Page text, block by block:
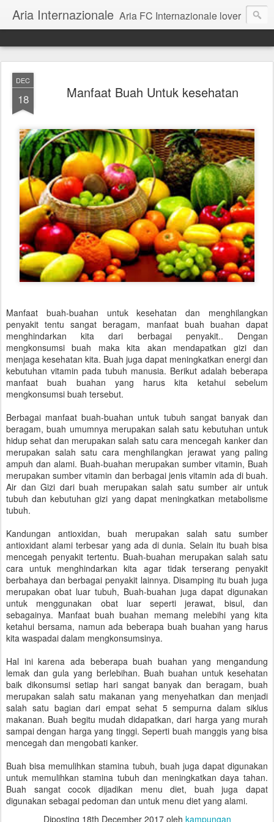
Aria Internazionale Aria FC Internazionale lover
DEC
18 Manfaat Buah Untuk kesehatan
Manfaat buah-buahan untuk kesehatan dan menghilangkan
penyakit tentu sangat beragam, manfaat buah buahan dapat
menghindarkan kita dari berbagai penyakit.. Dengan
mengkonsumsi buah maka kita akan mendapatkan gizi dan
menjaga kesehatan kita. Buah juga dapat meningkatkan energi dan
kebutuhan vitamin pada tubuh manusia. Berikut adalah beberapa
manfaat buah buahan yang harus kita ketahui sebelum
mengkonsumsi buah tersebut.
Berbagai manfaat buah-buahan untuk tubuh sangat banyak dan
beragam, buah umumnya merupakan salah satu kebutuhan untuk
hidup sehat dan merupakan salah satu cara mencegah kanker dan
merupakan salah satu cara menghilangkan jerawat yang paling
ampuh dan alami. Buah-buahan merupakan sumber vitamin, Buah
merupakan sumber vitamin dan berbagai jenis vitamin ada di buah.
Air dan Gizi dari buah merupakan salah satu sumber air untuk
tubuh dan kebutuhan gizi yang dapat meningkatkan metabolisme
tubuh.
Kandungan antioxidan, buah merupakan salah satu sumber
antioxidant alami terbesar yang ada di dunia. Selain itu buah bisa
mencegah penyakit tertentu. Buah-buahan merupakan salah satu
cara untuk menghindarkan kita agar tidak terserang penyakit
berbahaya dan berbagai penyakit lainnya. Disamping itu buah juga
merupakan obat luar tubuh, Buah-buahan juga dapat digunakan
untuk menggunakan obat luar seperti jerawat, bisul, dan
sebagainya. Manfaat buah buahan memang melebihi yang kita
ketahui bersama, namun ada beberapa buah buahan yang harus
kita waspadai dalam mengkonsumsinya.
Hal ini karena ada beberapa buah buahan yang mengandung
lemak dan gula yang berlebihan. Buah buahan untuk kesehatan
baik dikonsumsi setiap hari sangat banyak dan beragam, buah
merupakan salah satu makanan yang menyehatkan dan menjadi
salah satu bagian dari empat sehat 5 sempurna dalam siklus
makanan. Buah begitu mudah didapatkan, dari harga yang murah
sampai dengan harga yang tinggi. Seperti buah manggis yang bisa
mencegah dan mengobati kanker.
Buah bisa memulihkan stamina tubuh, buah juga dapat digunakan
untuk memulihkan stamina tubuh dan meningkatkan daya tahan.
Buah sangat cocok dijadikan menu diet, buah juga dapat
digunakan sebagai pedoman dan untuk menu diet yang alami.
Diposting 18th December 2017oleh kampungan